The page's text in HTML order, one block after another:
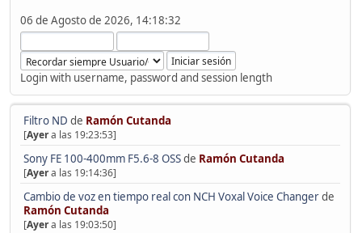
06 de Agosto de 2026, 14:18:32
Login with username, password and session length
Filtro ND de Ramón Cutanda
[Ayera las 19:23:53]
Sony FE 100-400mm F5.6-8 OSSde Ramón Cutanda
[Ayera las 19:14:36]
Cambio de voz en tiempo real con NCH Voxal Voice Changerde
Ramón Cutanda
[Ayera las 19:03:50]